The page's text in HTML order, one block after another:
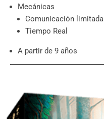
Mecánicas
Comunicación limitada
Tiempo Real
A partir de 9 años